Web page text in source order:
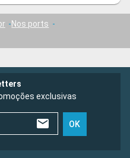
Nos ports
exclusivas
OK